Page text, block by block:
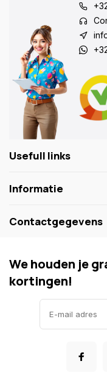
Usefull links
Informatie
Contactgegevens
We houden je
kortingen!